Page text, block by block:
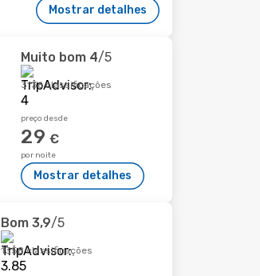
Mostrar detalhes
Muito bom 4/5
3136 classificações
preço desde
29 €
por noite
Mostrar detalhes
Bom 3,9/5
1358 classificações